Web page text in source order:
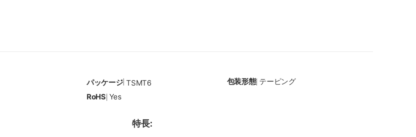
パッケージ|TSMT6 包装形態| テーピング
RoHS| Yes
特長: